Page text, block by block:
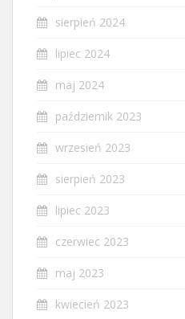
sierpień 2024
lipiec 2024
maj 2024
październik 2023
wrzesień 2023
sierpień 2023
lipiec 2023
czerwiec 2023
maj 2023
kwiecień 2023